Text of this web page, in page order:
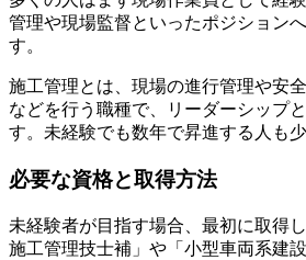
管理や現場監督といったポジション
す。
施工管理とは、現場の進行管理や安
などを行う職種で、リーダーシップ
す。未経験でも数年で昇進する人も
必要な資格と取得方法
未経験者が目指す場合、最初に取得
施工管理技士補」や「小型車両系建